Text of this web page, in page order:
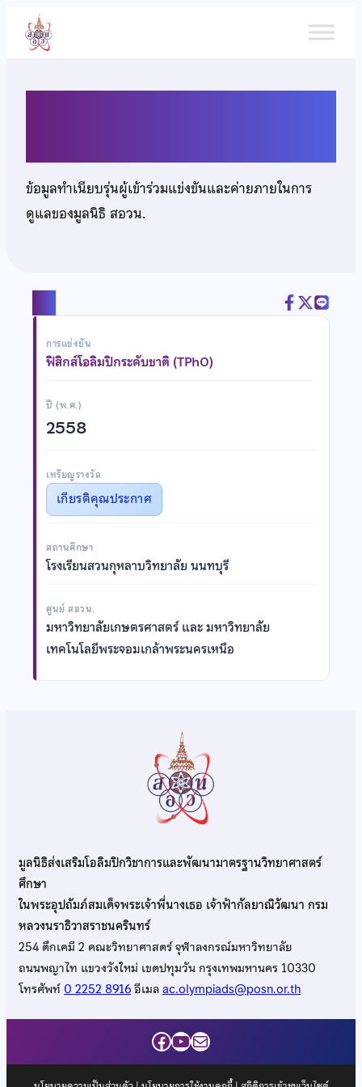
เนื้อหา
ข้อมูลทำเนียบรุ่นผู้เข้าร่วมแข่งขันและค่ายภายในการ
ดูแลของมูลนิธิ สอวน.
การแข่งขัน
ฟิสิกส์โอลิมปิกระดับชาติ (TPhO)
ปี (พ.ศ.)
2558
เหรียญรางวัล
เกียรติคุณประกาศ
สถานศึกษา
โรงเรียนสวนกุหลาบวิทยาลัย นนทบุรี
ศูนย์ สอวน.
มหาวิทยาลัยเกษตรศาสตร์ และ มหาวิทยาลัย
เทคโนโลยีพระจอมเกล้าพระนครเหนือ
มูลนิธิส่งเสริมโอลิมปิกวิชาการและพัฒนามาตรฐานวิทยาศาสตร์
ศึกษา
ในพระอุปถัมภ์สมเด็จพระเจ้าพี่นางเธอ เจ้าฟ้ากัลยาณิวัฒนา กรม
หลวงนราธิวาสราชนครินทร์
254 ตึกเคมี 2 คณะวิทยาศาสตร์ จุฬาลงกรณ์มหาวิทยาลัย
ถนนพญาไท แขวงวังใหม่ เขตปทุมวัน กรุงเทพมหานคร 10330
โทรศัพท์0 2252 8916อีเมลac.olympiads@posn.or.th
Facebook
YouTube
Mail